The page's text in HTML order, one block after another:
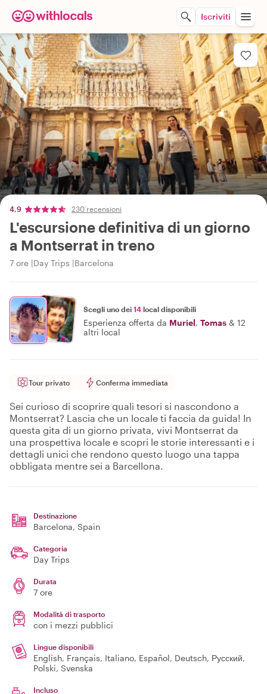
Iscriviti
4,9 230 recensioni
L'escursione definitiva di un giorno
a Montserrat in treno
7 ore Day Trips Barcelona
Scegli uno dei 14 local disponibili
Esperienza offerta da Muriel, Tomas & 12
altri local
Tour privato Conferma immediata
Sei curioso di scoprire quali tesori si nascondono a
Montserrat? Lascia che un locale ti faccia da guida! In
questa gita di un giorno privata, vivi Montserrat da
una prospettiva locale e scopri le storie interessanti e i
dettagli unici che rendono questo luogo una tappa
obbligata mentre sei a Barcellona.
Destinazione
Barcelona, Spain
Categoria
Day Trips
Durata
7 ore
Modalità di trasporto
con i mezzi pubblici
Lingue disponibili
English, Français, Italiano, Español, Deutsch, Русский,
Polski, Svenska
Incluso